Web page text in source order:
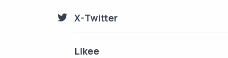
X-Twitter
Likee